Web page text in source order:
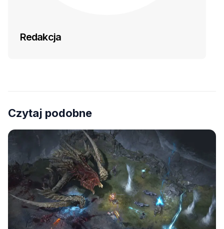
Redakcja
Czytaj podobne